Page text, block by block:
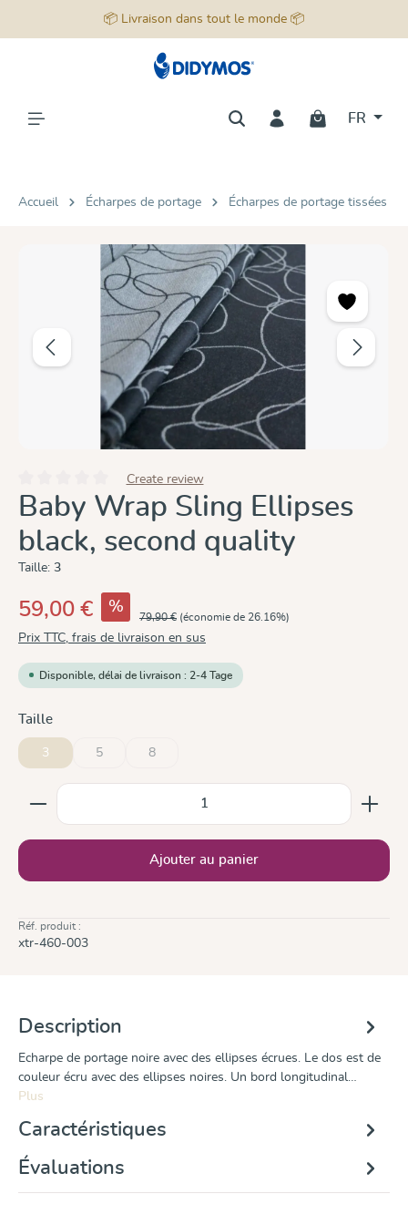
📦 Livraison dans tout le monde 📦
FR
Accueil Écharpes de portage Écharpes de portage tissées
Ignorer la galerie d'images
Note moyenne de 0 sur 5 étoiles
Create review
Baby Wrap Sling Ellipses
black, second quality
Taille: 3
59,00 € %
79,90 € (économie de 26.16%)
Prix TTC, frais de livraison en sus
Disponible, délai de livraison : 2-4 Tage
Sélectionnez
Taille
3 5 8
Quantité de produit : Entrez la quantité souhaitée
Ajouter au panier
Réf. produit :
xtr-460-003
Description
Echarpe de portage noire avec des ellipses écrues. Le dos est de
couleur écru avec des ellipses noires. Un bord longitudinal…
Plus
Caractéristiques
Évaluations